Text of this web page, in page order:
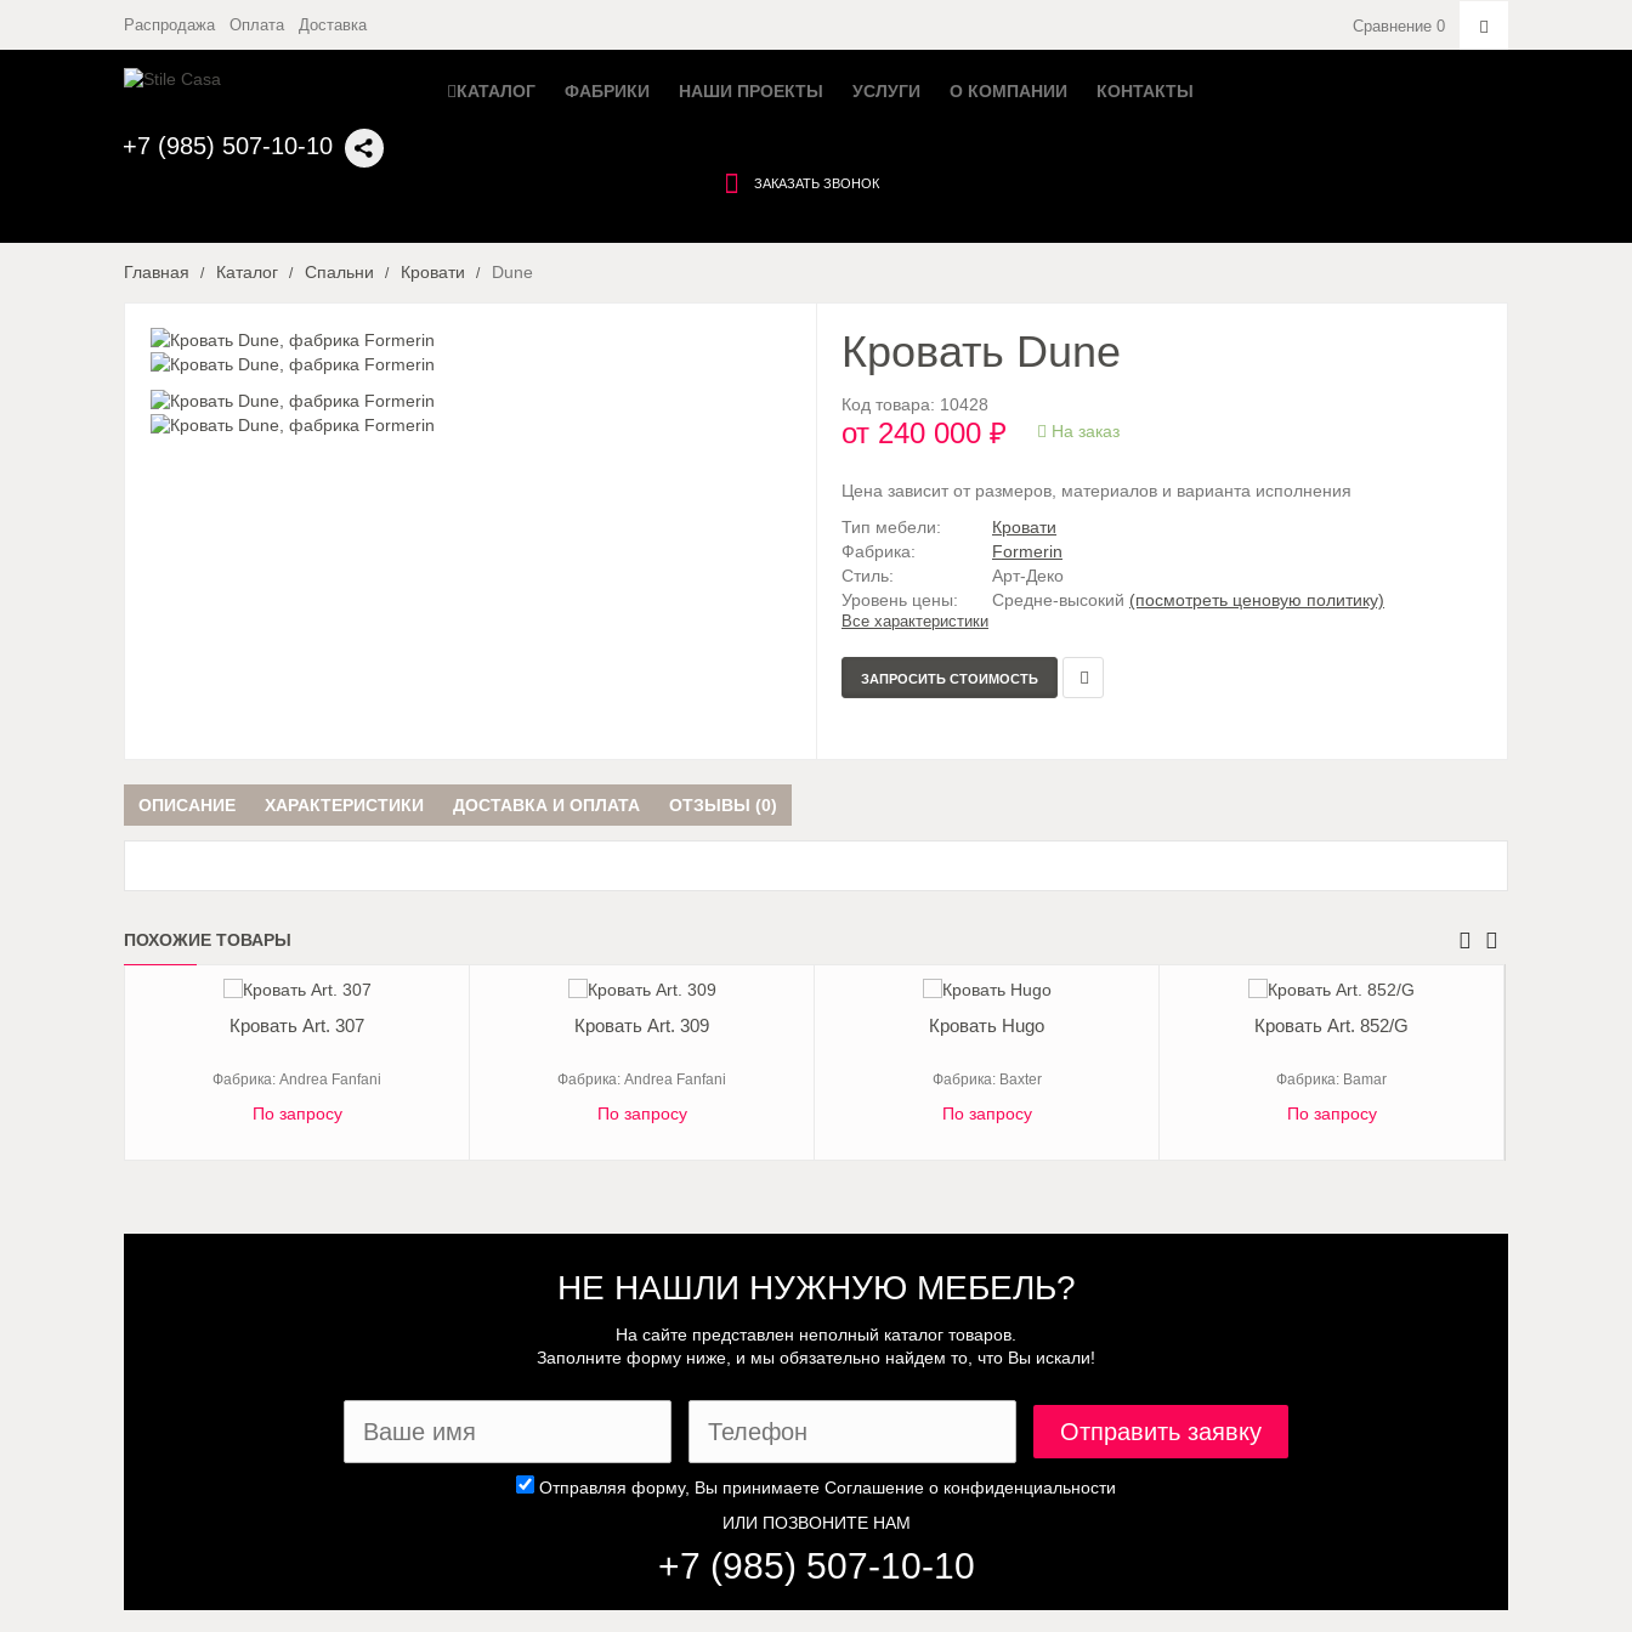
Распродажа Оплата Доставка Сравнение 0
КАТАЛОГ ФАБРИКИ НАШИ ПРОЕКТЫ УСЛУГИ О КОМПАНИИ КОНТАКТЫ
+7 (985) 507-10-10
ЗАКАЗАТЬ ЗВОНОК
Главная Каталог Спальни Кровати Dune
Кровать Dune
Код товара: 10428
от 240 000 ₽ На заказ
Цена зависит от размеров, материалов и варианта исполнения
Тип мебели:
Кровати
Фабрика:
Formerin
Стиль:
Арт-Деко
Уровень цены:
Средне-высокий (посмотреть ценовую политику)
Все характеристики
ЗАПРОСИТЬ СТОИМОСТЬ
ОПИСАНИЕ ХАРАКТЕРИСТИКИ ДОСТАВКА И ОПЛАТА ОТЗЫВЫ (0)
ПОХОЖИЕ ТОВАРЫ
Кровать Art. 307
Фабрика: Andrea Fanfani
По запросу
Кровать Art. 309
Фабрика: Andrea Fanfani
По запросу
Кровать Hugo
Фабрика: Baxter
По запросу
Кровать Art. 852/G
Фабрика: Bamar
По запросу
НЕ НАШЛИ НУЖНУЮ МЕБЕЛЬ?
На сайте представлен неполный каталог товаров.
Заполните форму ниже, и мы обязательно найдем то, что Вы искали!
Отправляя форму, Вы принимаете Соглашение о конфиденциальности
ИЛИ ПОЗВОНИТЕ НАМ
+7 (985) 507-10-10